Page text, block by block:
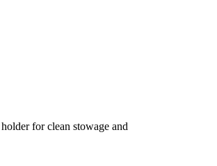
for clean stowage and